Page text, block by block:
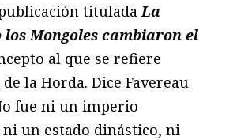
tituladaLa
los Mongoles cambiaron el
al que se refiere
la Horda. Dice Favereau
fue ni un imperio
un estado dinástico, ni